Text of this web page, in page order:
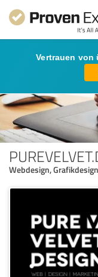
Vertrauen von
Webdesign,